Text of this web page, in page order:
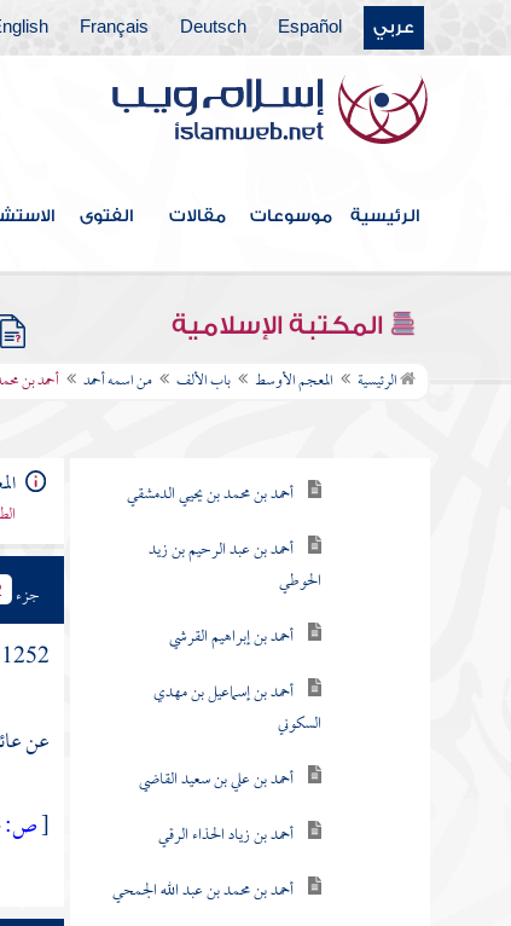
عربي Español
Deutsch
Français
الرئيسية موسوعات مقالات الفتوى
المكتبة الإسلامية
الرئيسية المعجم الأوسط باب الألف من اسمه أحمد أحمد بن
باب الألف
من اسمه أحمد
أحمد بن محمد بن يحيي الدمشقي
أحمد بن عبد الرحيم بن زيد
الحوطي
أحمد بن إبراهيم القرشي
أحمد بن إسماعيل بن مهدي
السكوني
أحمد بن علي بن سعيد القاضي
أحمد بن زياد الحذاء الرقي
أحمد بن محمد بن عبد الله الجمحي
جزء
1252 حدثنا
عن
[ص: